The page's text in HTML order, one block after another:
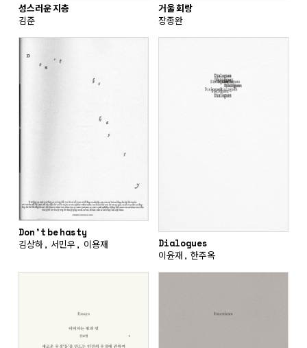
성스러운 지층
김준
거울 회랑
장종완
Don’t be hasty
김상하, 서민우, 이용재
Dialogues
이윤재, 한주옥